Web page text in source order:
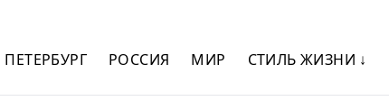
ПЕТЕРБУРГ РОССИЯ МИР СТИЛЬ ЖИЗНИ ↓